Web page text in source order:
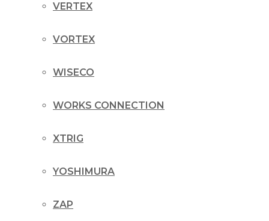
VERTEX
VORTEX
WISECO
WORKS CONNECTION
XTRIG
YOSHIMURA
ZAP